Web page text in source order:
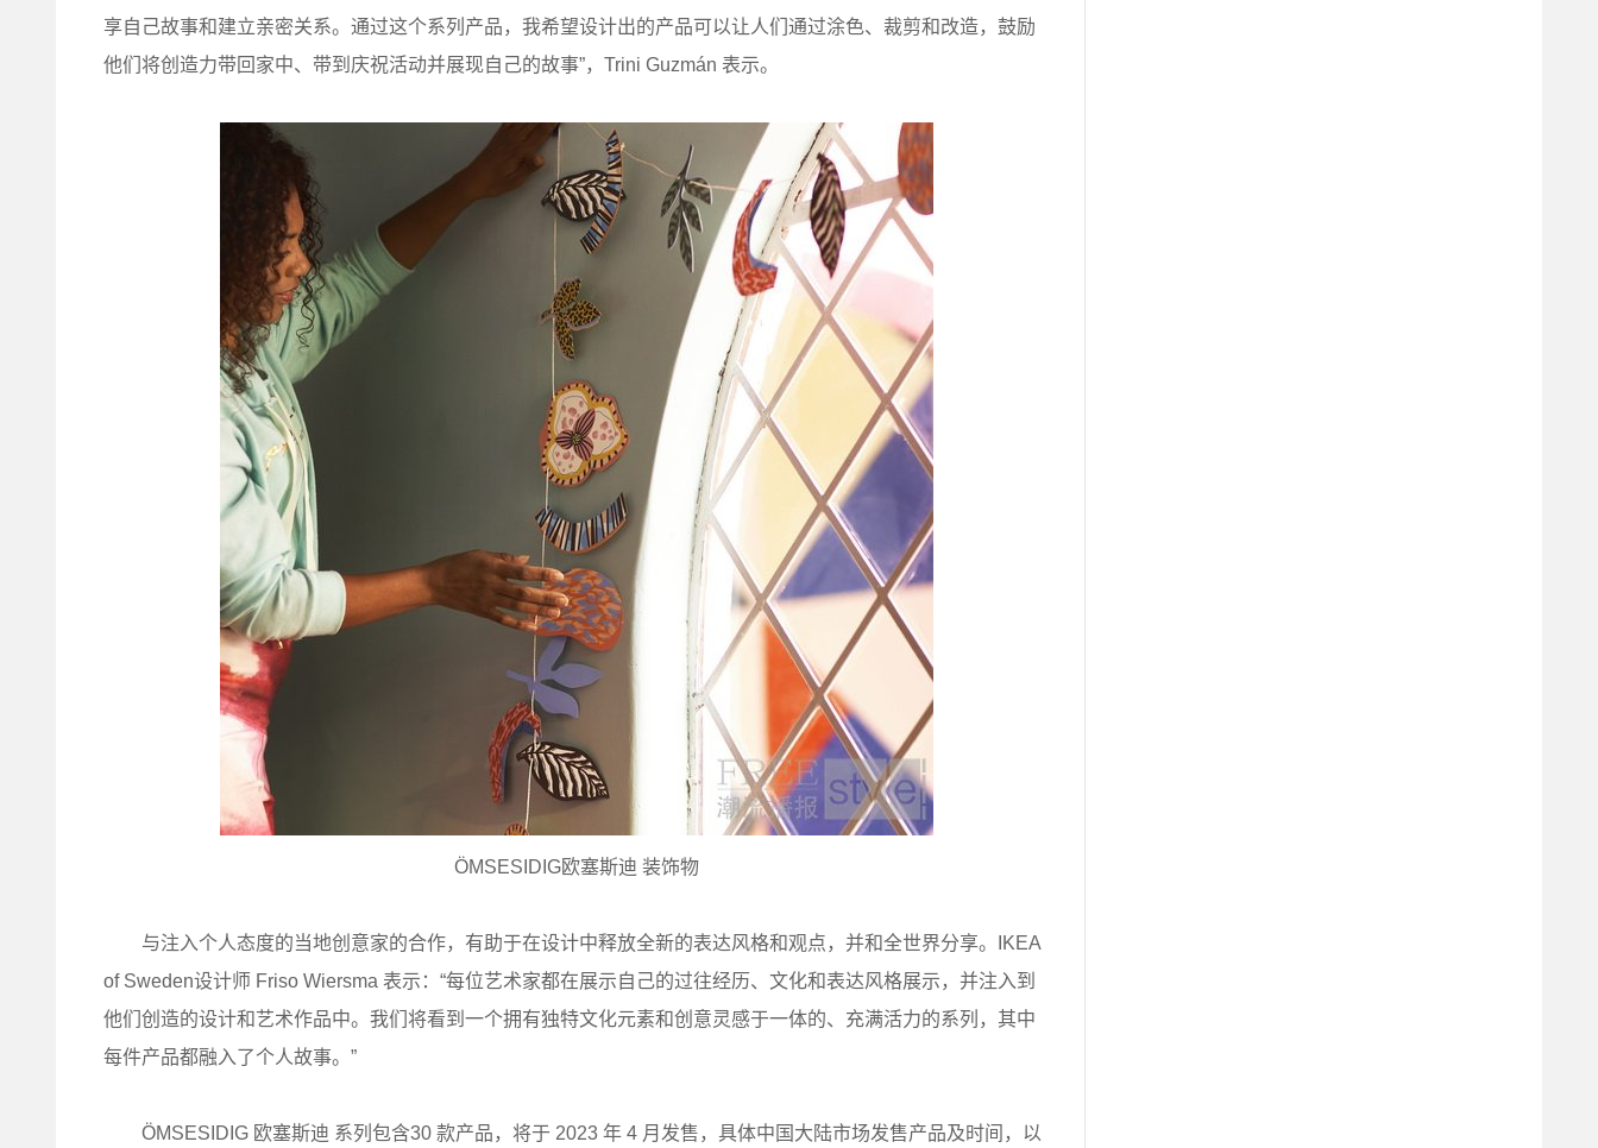
享自己故事和建立亲密关系。通过这个系列产品，我希望设计出的产品可以让人们通过涂色、裁剪和改造，鼓励
他们将创造力带回家中、带到庆祝活动并展现自己的故事”，Trini Guzmán 表示。
ÖMSESIDIG欧塞斯迪 装饰物
与注入个人态度的当地创意家的合作，有助于在设计中释放全新的表达风格和观点，并和全世界分享。IKEA
of Sweden设计师 Friso Wiersma 表示：“每位艺术家都在展示自己的过往经历、文化和表达风格展示，并注入到
他们创造的设计和艺术作品中。我们将看到一个拥有独特文化元素和创意灵感于一体的、充满活力的系列，其中
每件产品都融入了个人故事。”
ÖMSESIDIG 欧塞斯迪 系列包含30 款产品，将于 2023 年 4 月发售，具体中国大陆市场发售产品及时间，以